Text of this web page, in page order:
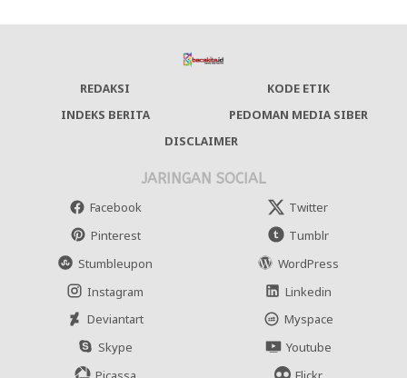
REDAKSI
KODE ETIK
INDEKS BERITA
PEDOMAN MEDIA SIBER
DISCLAIMER
JARINGAN SOCIAL
Facebook
Twitter
Pinterest
Tumblr
Stumbleupon
WordPress
Instagram
Linkedin
Deviantart
Myspace
Skype
Youtube